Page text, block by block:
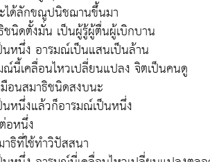
ะได้ลักขณูปนิชฌานขึ้นมา
ชนิดตั้งมั่น เป็นผู้รู้ผู้ตื่นผู้เบิกบาน
นหนึ่ง อารมณ์เป็นแสนเป็นล้าน
ณ์นี้เคลื่อนไหวเปลี่ยนแปลง จิตเป็นคนดู
มือนสมาธิชนิดสงบนะ
นหนึ่งแล้วก็อารมณ์เป็นหนึ่ง
อหนึ่ง
ธิที่ใช้ทำวิปัสสนา